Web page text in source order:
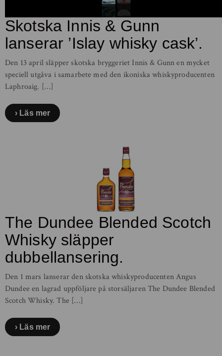
Skotska Innis & Gunn
lanserar ’Islay whisky cask’.
Den 13 april släpper skotska bryggeriet Innis & Gunn en mycket
speciell utgåva i samarbete med den ikoniska whiskyproducenten
Laphroaig. […]
Läs mer
The Dundee Blended Scotch
Whisky släpper
dubbellansering.
Den 1 mars lanserar den skotska whiskyproducenten Angus
Dundee en lagrad uppföljare på storsäljaren The Dundee Blended
Scotch Whisky. The […]
Läs mer